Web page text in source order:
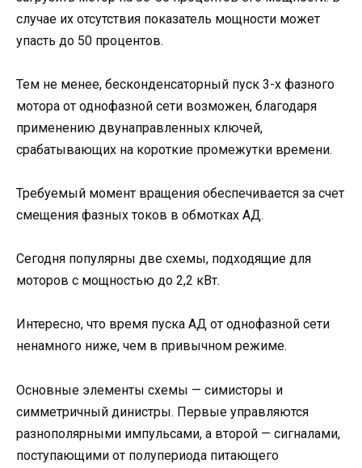
случае их отсутствия показатель мощности может
упасть до 50 процентов.
Тем не менее, бесконденсаторный пуск 3-х фазного
мотора от однофазной сети возможен, благодаря
применению двунаправленных ключей,
срабатывающих на короткие промежутки времени.
Требуемый момент вращения обеспечивается за счет
смещения фазных токов в обмотках АД.
Сегодня популярны две схемы, подходящие для
моторов с мощностью до 2,2 кВт.
Интересно, что время пуска АД от однофазной сети
ненамного ниже, чем в привычном режиме.
Основные элементы схемы — симисторы и
симметричный динистры. Первые управляются
разнополярными импульсами, а второй — сигналами,
поступающими от полупериода питающего